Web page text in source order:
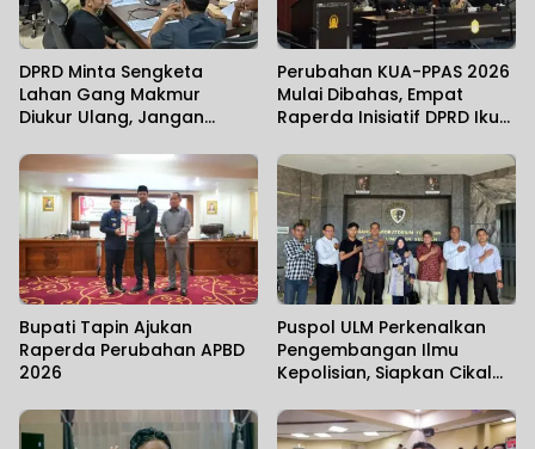
DPRD Minta Sengketa
Lahan Gang Makmur
Diukur Ulang, Jangan
Menyusut
Perubahan KUA-PPAS 2026
Mulai Dibahas, Empat
Raperda Inisiatif DPRD Ikut
Bupati Tapin Ajukan
Raperda Perubahan APBD
2026
Puspol ULM Perkenalkan
Pengembangan Ilmu
Kepolisian, Siapkan Cikal